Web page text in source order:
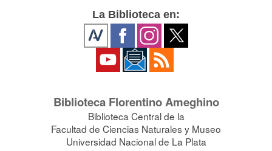
La Biblioteca en:
Biblioteca Florentino Ameghino
Biblioteca Central de la
Facultad de Ciencias Naturales y Museo
Universidad Nacional de La Plata